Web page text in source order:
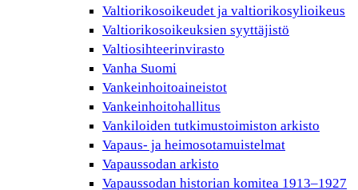
Valtiorikosoikeudet ja valtiorikosylioikeus
Valtiorikosoikeuksien syyttäjistö
Valtiosihteerinvirasto
Vanha Suomi
Vankeinhoitoaineistot
Vankeinhoitohallitus
Vankiloiden tutkimustoimiston arkisto
Vapaus- ja heimosotamuistelmat
Vapaussodan arkisto
Vapaussodan historian komitea 1913–1927